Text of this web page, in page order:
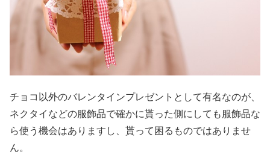
チョコ以外のバレンタインプレゼントとして有名なのが、
ネクタイなどの服飾品で確かに貰った側にしても服飾品な
ら使う機会はありますし、貰って困るものではありませ
ん。